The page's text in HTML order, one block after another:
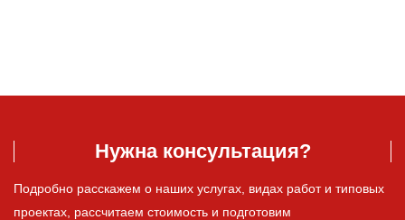
Нужна консультация?
Подробно расскажем о наших услугах, видах работ и типовых
проектах, рассчитаем стоимость и подготовим